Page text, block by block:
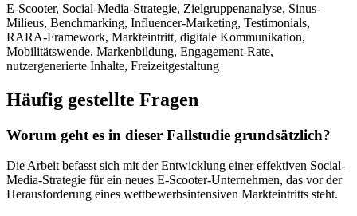
E-Scooter, Social-Media-Strategie, Zielgruppenanalyse, Sinus-
Milieus, Benchmarking, Influencer-Marketing, Testimonials,
RARA-Framework, Markteintritt, digitale Kommunikation,
Mobilitätswende, Markenbildung, Engagement-Rate,
nutzergenerierte Inhalte, Freizeitgestaltung
Häufig gestellte Fragen
Worum geht es in dieser Fallstudie grundsätzlich?
Die Arbeit befasst sich mit der Entwicklung einer effektiven Social-
Media-Strategie für ein neues E-Scooter-Unternehmen, das vor der
Herausforderung eines wettbewerbsintensiven Markteintritts steht.